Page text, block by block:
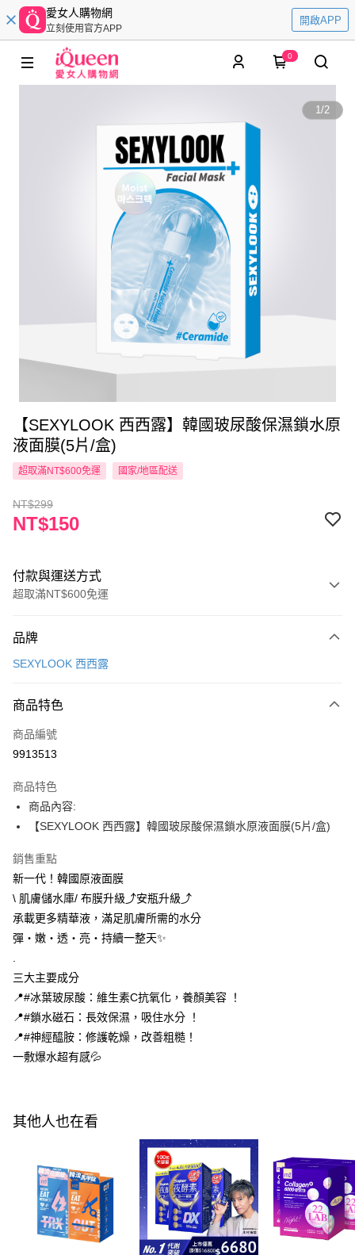
愛女人購物網
立刻使用官方APP
開啟APP
0
1/2
【SEXYLOOK 西西露】韓國玻尿酸保濕鎖水原
液面膜(5片/盒)
超取滿NT$600免運 國家/地區配送
NT$299
NT$150
付款與運送方式
超取滿NT$600免運
信用卡一次付款
LINE Pay
Apple Pay
悠遊付
Google Pay
全盈+PAY
AFTEE先享後付
相關說明
【關於「AFTEE先享後付」】
AFTEE先享後付是「在收到商品之後才付款」的支付方式。 讓您購物簡單
２．便利：只要手機號碼，簡訊認證，即可結帳。
３．安心：先確認商品／服務後，再付款。
【「AFTEE先享後付」結帳流程】
１．於結帳方式選擇「AFTEE先享後付」後，將跳轉至「AFTEE先享後付」
２．訂單成立數日內，您將收到繳費通知簡訊。
購買商品的店家。未經商家同意取消之訂單仍視為有效，需透過AFTEE先享
※ 交易是否成功請以「AFTEE先享後付 」之結帳頁面顯示為準，若有關於
是否繳費成功／繳費後需取消欲退款等相關疑問，請聯繫「AFTEE先享後付
客戶支援中心」https://netprotections.freshdesk.com/support/home
【注意事項】
１．透過由恩沛科技股份有限公司提供之「AFTEE先享後付」服務完成之交
易，需依本服務之必要範圍內提供個人資料，並將交易相關給付款項請求債
權轉讓予恩沛科技股份有限公司。
ATM付款
運送方式
全家付款取貨
每筆NT$100，滿NT$600(含以上)免運費
付款後全家取貨
每筆NT$100，滿NT$600(含以上)免運費
每筆NT$100，滿NT$600(含以上)免運費
7-11付款取貨
每筆NT$100，滿NT$600(含以上)免運費
品牌
SEXYLOOK 西西露
商品特色
商品編號
9913513
商品特色
商品內容:
【SEXYLOOK 西西露】韓國玻尿酸保濕鎖水原液面膜(5片/盒)
銷售重點
新一代！韓國原液面膜
\ 肌膚儲水庫/ 布膜升級⤴️安瓶升級⤴️
承載更多精華液，滿足肌膚所需的水分
彈・嫩・透・亮・持續一整天✨
三大主要成分
📍#冰葉玻尿酸：維生素C抗氧化，養顏美容 ！
📍#鎖水磁石：長效保濕，吸住水分 ！
📍#神經醯胺：修護乾燥，改善粗糙！
一敷爆水超有感💦
其他人也在看